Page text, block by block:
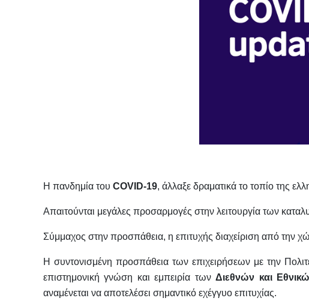
Η πανδημία του COVID-19, άλλαξε δραματικά το τοπίο της
Απαιτούνται μεγάλες προσαρμογές στην λειτουργία των
Σύμμαχος στην προσπάθεια, η επιτυχής διαχείριση από την
Η συντονισμένη προσπάθεια των επιχειρήσεων με την
επιστημονική γνώση και εμπειρία τωνΔιεθνών και
αναμένεται να αποτελέσει σημαντικό εχέγγυο επιτυχίας.